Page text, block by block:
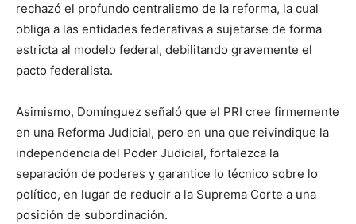
rechazó el profundo centralismo de la reforma, la cual
obliga a las entidades federativas a sujetarse de forma
estricta al modelo federal, debilitando gravemente el
pacto federalista.
Asimismo, Domínguez señaló que el PRI cree firmemente
en una Reforma Judicial, pero en una que reivindique la
independencia del Poder Judicial, fortalezca la
separación de poderes y garantice lo técnico sobre lo
político, en lugar de reducir a la Suprema Corte a una
posición de subordinación.